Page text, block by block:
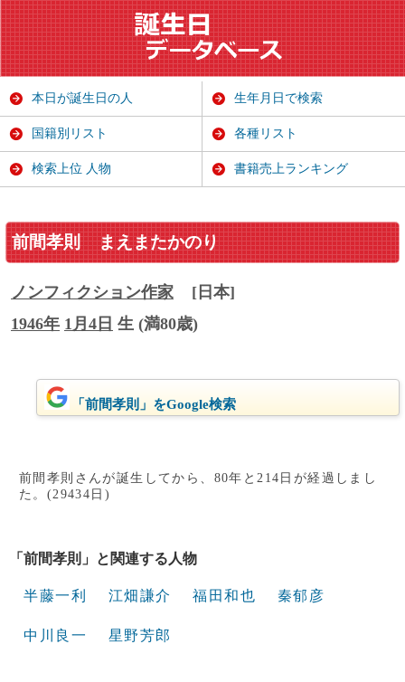
前間孝則 まえまたかのり
ノンフィクション作家
[日本]
1946年 1月4日 生 (満80歳)
「前間孝則」をGoogle検索
前間孝則さんが誕生してから、80年と214日が経過しまし
た。(29434日)
「前間孝則」と関連する人物
半藤一利 江畑謙介 福田和也 秦郁彦
中川良一 星野芳郎
本日が誕生日の人 生年月日で検索
国籍別リスト 各種リスト
検索上位 人物 書籍売上ランキング